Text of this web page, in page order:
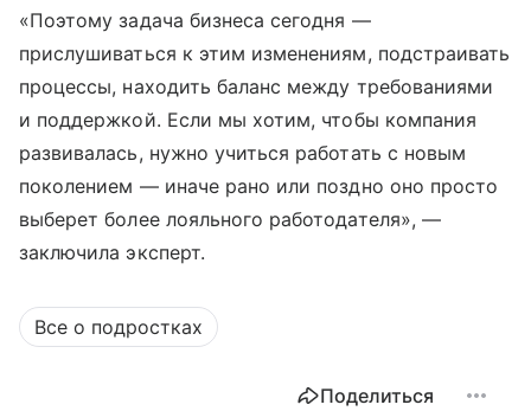
«Поэтому задача бизнеса сегодня —
прислушиваться к этим изменениям, подстраивать
процессы, находить баланс между требованиями
и поддержкой. Если мы хотим, чтобы компания
развивалась, нужно учиться работать с новым
поколением — иначе рано или поздно оно просто
выберет более лояльного работодателя», —
заключила эксперт.
Все о подростках
Поделиться